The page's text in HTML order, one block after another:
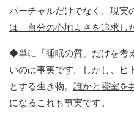
バーチャルだけでなく、 現実
は、自分の心地よさを追求し
◆単に「睡眠の質」だけを考
いのは事実です。しかし、ヒ
とする生き物。 誰かと寝室を
になる これも事実です。